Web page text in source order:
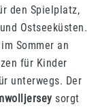
den Spielplatz,
Ostseeküsten.
Sommer an
für Kinder
unterwegs. Der
sorgt